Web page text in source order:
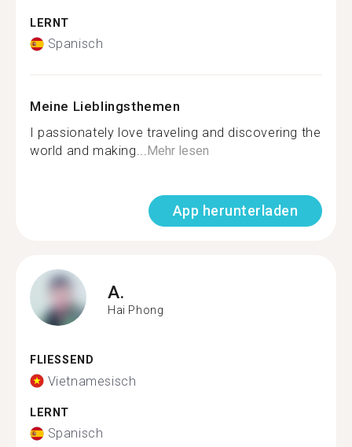
LERNT
Spanisch
Meine Lieblingsthemen
I passionately love traveling and discovering the
world and making...Mehr lesen
App herunterladen
A.
Hai Phong
FLIESSEND
Vietnamesisch
LERNT
Spanisch